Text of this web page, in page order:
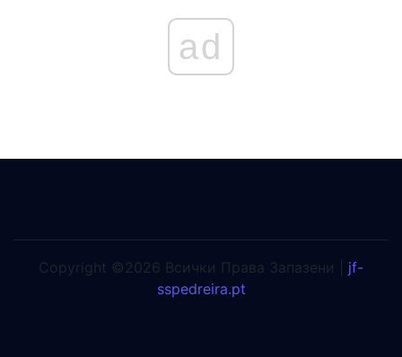
ad
Copyright ©2026 Всички Права Запазени | jf-
sspedreira.pt